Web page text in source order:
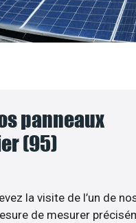
panneaux
(95)
la visite de l’un de
de mesurer